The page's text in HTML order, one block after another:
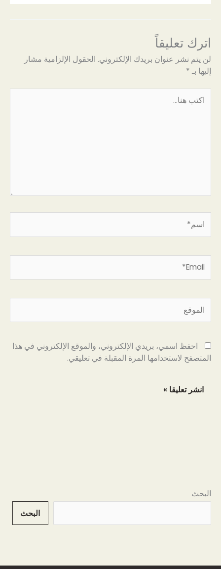
البحث
البحث
اترك تعليقاً
لن يتم نشر عنوان بريدك الإلكتروني. الحقول الإلزامية مشار
إليها بـ *
هنا...
احفظ اسمي، بريدي الإلكتروني، والموقع الإلكتروني في هذا
المتصفح لاستخدامها المرة المقبلة في تعليقي.